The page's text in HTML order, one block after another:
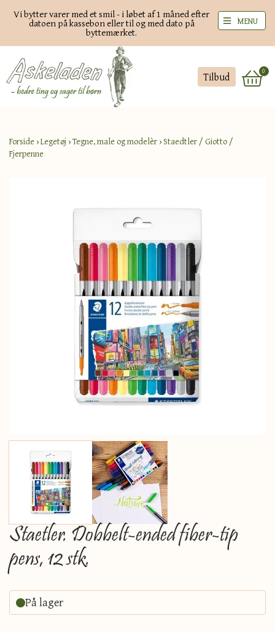
Vi bytter varer med et smil - i løbet af 1 måned efter
datoen på kassebon eller til og med dato på
byttemærket.
Tilbud 0
MENU
Forside ›Legetøj ›Tegne, male og modelèr ›Staedtler / Giotto /
Fjerpenne
Staetler. Dobbelt-ended fiber-tip
pens, 12 stk.
På lager